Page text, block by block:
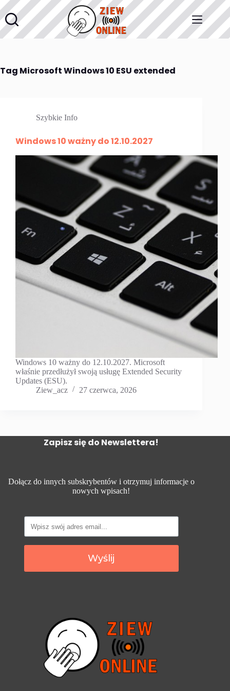
Przejdź
do
treści
Tag Microsoft Windows 10 ESU extended
Szybkie Info
Windows 10 ważny do 12.10.2027
Windows 10 ważny do 12.10.2027. Microsoft
właśnie przedłużył swoją usługę Extended Security
Updates (ESU).
Ziew_acz
27 czerwca, 2026
Zapisz się do Newslettera!
Dołącz do innych subskrybentów i otrzymuj informacje o
nowych wpisach!
Wyślij